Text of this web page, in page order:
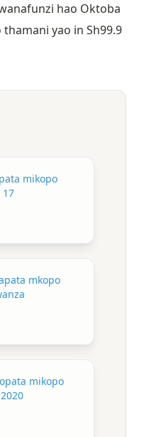
hao Oktoba
yao in Sh99.9
mikopo
17
mkopo
mikopo